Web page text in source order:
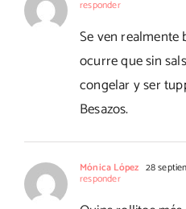
responder
Se ven realmente
ocurre que sin
congelar y ser
Besazos.
Mónica López 28
responder